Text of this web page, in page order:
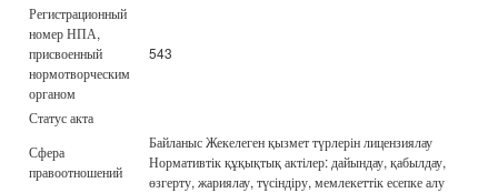
Регистрационный
номер НПА,
присвоенный
нормотворческим
органом
543
Статус акта
Сфера
правоотношений
Байланыс Жекелеген қызмет түрлерін лицензиялау
Нормативтік құқықтық актілер: дайындау, қабылдау,
өзгерту, жариялау, түсіндіру, мемлекеттік есепке алу